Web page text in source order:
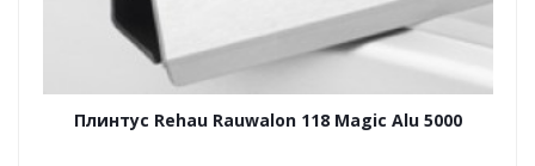
Плинтус Rehau Rauwalon 118 Magic Alu 5000